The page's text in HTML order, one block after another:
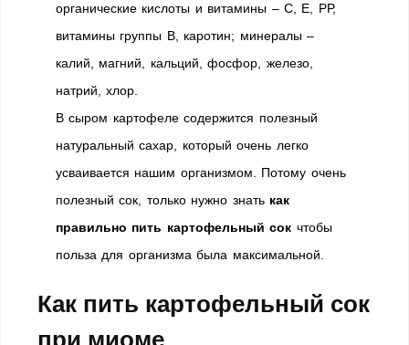
органические кислоты и витамины – С, Е, РР,
витамины группы В, каротин; минералы –
калий, магний, кальций, фосфор, железо,
натрий, хлор.
В сыром картофеле содержится полезный
натуральный сахар, который очень легко
усваивается нашим организмом. Потому очень
полезный сок, только нужно знать как
правильно пить картофельный сок чтобы
польза для организма была максимальной.
Как пить картофельный сок
при миоме